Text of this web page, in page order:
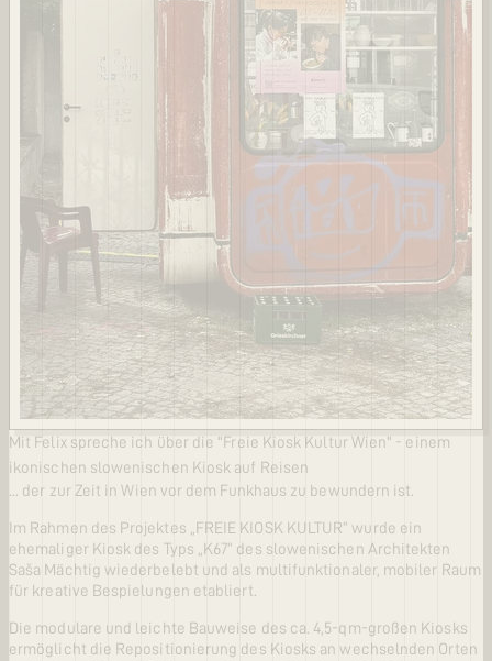
Mit Felix spreche ich über die "Freie Kiosk Kultur Wien" - einem
ikonischen slowenischen Kiosk auf Reisen
... der zur Zeit in Wien vor dem Funkhaus zu bewundern ist.
Im Rahmen des Projektes „FREIE KIOSK KULTUR“ wurde ein
ehemaliger Kiosk des Typs „K67“ des slowenischen Architekten
Saša Mächtig wiederbelebt und als multifunktionaler, mobiler Raum
für kreative Bespielungen etabliert.
Die modulare und leichte Bauweise des ca. 4,5-qm-großen Kiosks
ermöglicht die Repositionierung des Kiosks an wechselnden Orten